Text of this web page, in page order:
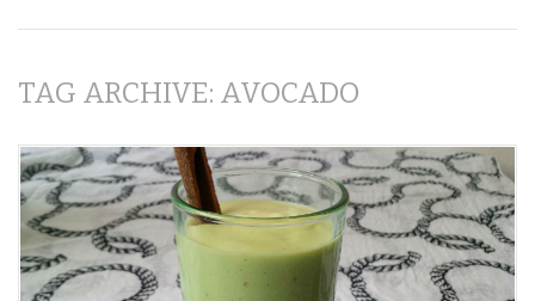
TAG ARCHIVE: AVOCADO